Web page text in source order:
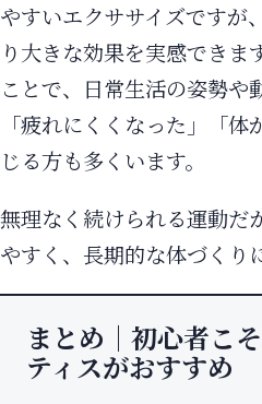
やすいエクササイズですが
り大きな効果を実感できま
ことで、日常生活の姿勢や
「疲れにくくなった」「
じる方も多くいます。
無理なく続けられる運動だ
やすく、長期的な体づくり
まとめ｜初心者こ
ティスがおすすめ